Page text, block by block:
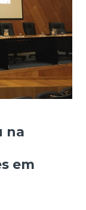
na
em